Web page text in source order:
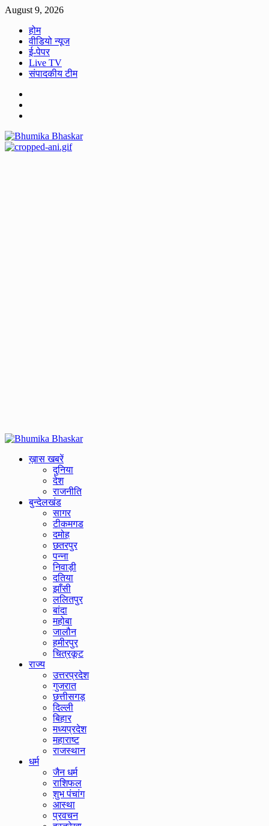
Skip
content
August 9, 2026
होम
वीडियो न्यूज
ई-पेपर
Live TV
संपादकीय टीम
Primary
ख़ास खबरें
दुनिया
देश
राजनीति
बुन्देलखंड
सागर
टीकमगड
दमोह
छतरपुर
पन्ना
निवाड़ी
दतिया
झाँसी
ललितपुर
बांदा
महोबा
जालौन
हमीरपुर
चित्रकूट
राज्य
उत्तरप्रदेश
गुजरात
छत्तीसगड़
दिल्ली
बिहार
मध्यप्रदेश
महाराष्ट
राजस्थान
धर्म
जैन धर्म
राशिफल
शुभ पंचांग
आस्था
प्रवचन